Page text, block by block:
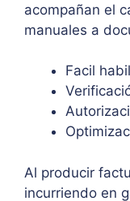
acompañan el
manuales a
Facil
Al producir
incurriendo en